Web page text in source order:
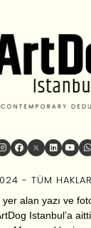
- TÜM
alan yazı ve
Istanbul’a